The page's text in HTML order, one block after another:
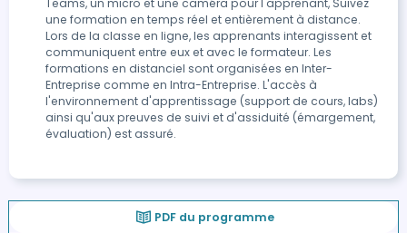
Teams, un micro et une caméra pour l'apprenant, Suivez
une formation en temps réel et entièrement à distance.
Lors de la classe en ligne, les apprenants interagissent et
communiquent entre eux et avec le formateur. Les
formations en distanciel sont organisées en Inter-
Entreprise comme en Intra-Entreprise. L'accès à
l'environnement d'apprentissage (support de cours, labs)
ainsi qu'aux preuves de suivi et d'assiduité (émargement,
évaluation) est assuré.
PDF du programme